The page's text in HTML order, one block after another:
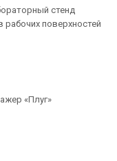
стенд
рабочих поверхностей
«Плуг»